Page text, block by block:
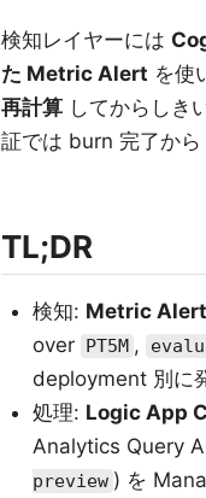
検知レイヤーには
た Metric Alert を使
再計算 してからしき
証では burn 完了か
TL;DR
検知: Metric Alert
over PT5M ,
deployment 別に
処理: Logic App
Analytics Query
preview ) を